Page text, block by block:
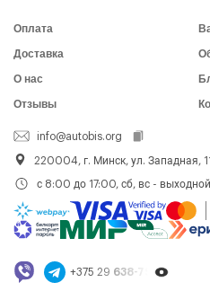
Оплата
Доставка
О нас
Отзывы
info@autobis.org
220004, г. Минск, ул. Западная,
с 8:00 до 17:00, сб, вс - выходной
+375 29 638-79-23